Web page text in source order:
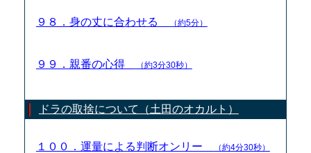
９８．身の丈に合わせる （約5分）
９９．親番の心得 （約3分30秒）
ドラの取捨について（土田のオカルト）
１００．運量による判断オンリー （約4分30秒）